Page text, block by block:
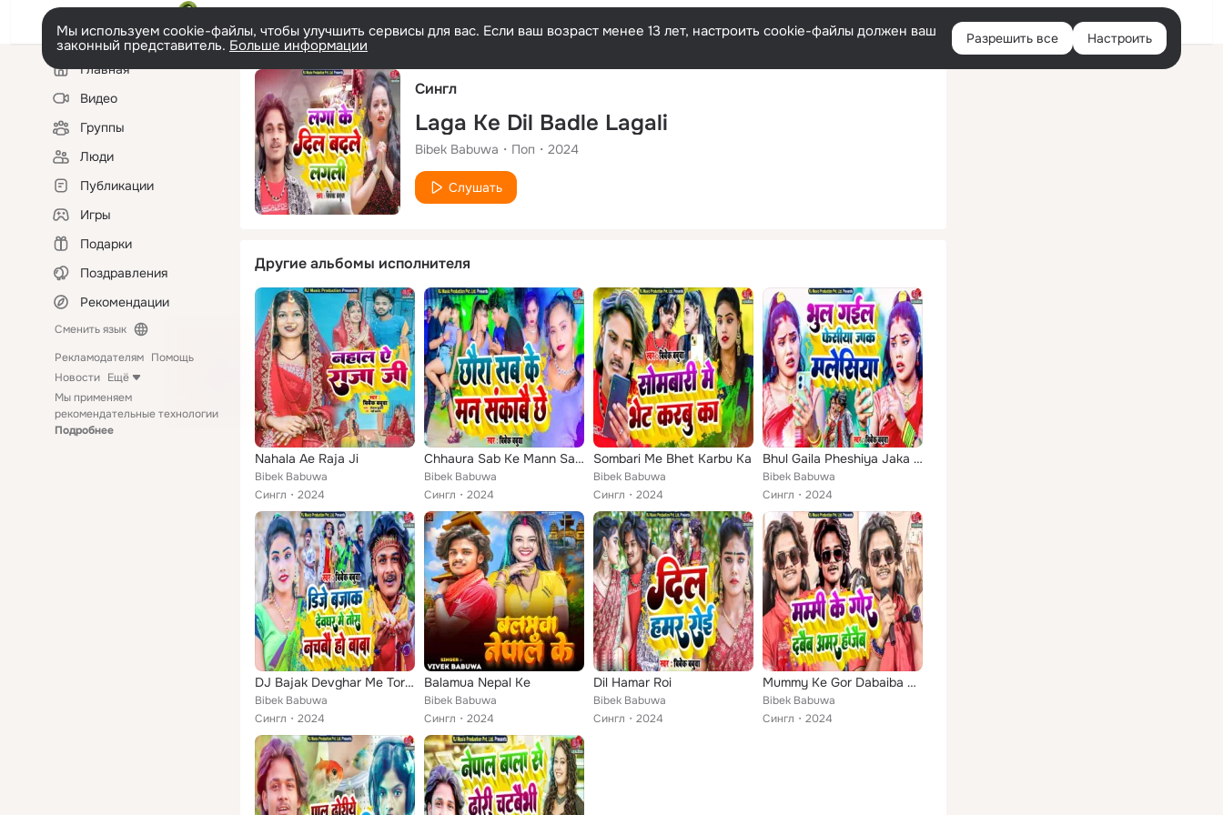
Русский Войти
Мы используем cookie-файлы, чтобы улучшить сервисы для вас. Если ваш возраст менее 13 лет, настроить cookie-файлы должен ваш
законный представитель. Больше информации Разрешить все Настроить
Левая
колонкаГлавная
Видео
Группы
Люди
Публикации
Игры
Подарки
Поздравления
Рекомендации
Сменить язык
Рекламодателям Помощь
Новости Ещё
Мы применяем
рекомендательные технологии
Подробнее
Сингл
Laga Ke Dil Badle Lagali
Bibek Babuwa Поп 2024
Слушать
Другие альбомы исполнителя
Nahala Ae Raja Ji
Bibek Babuwa
Сингл
2024
Chhaura Sab Ke Mann Sankabai Chhe
Bibek Babuwa
Сингл
2024
Sombari Me Bhet Karbu Ka
Bibek Babuwa
Сингл
2024
Bhul Gaila Pheshiya Jaka Maleshiya
Bibek Babuwa
Сингл
2024
DJ Bajak Devghar Me Tora Nachbau Ho Baba
Bibek Babuwa
Сингл
2024
Balamua Nepal Ke
Bibek Babuwa
Сингл
2024
Dil Hamar Roi
Bibek Babuwa
Сингл
2024
Mummy Ke Gor Dabaiba Amar Hojaiba
Bibek Babuwa
Сингл
2024